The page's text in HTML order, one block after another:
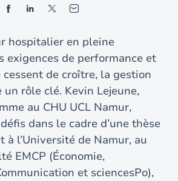
hospitalier en pleine
exigences de performance et
cessent de croître, la gestion
un rôle clé. Kevin Lejeune,
au CHU UCL Namur,
dans le cadre d’une thèse
à l’Université de Namur, au
EMCP (Économie,
et sciencesPo),